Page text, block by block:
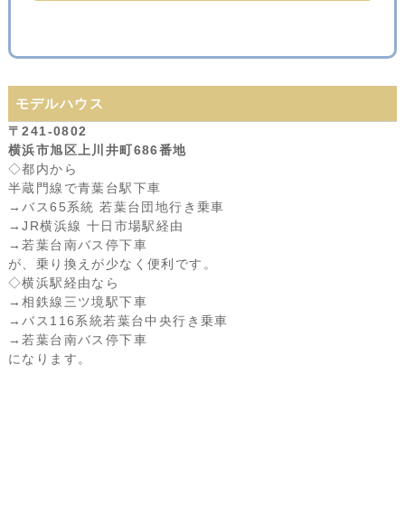
モデルハウス
〒241-0802
横浜市旭区上川井町686番地
◇都内から
半蔵門線で青葉台駅下車
→バス65系統 若葉台団地行き乗車
→JR横浜線 十日市場駅経由
→若葉台南バス停下車
が、乗り換えが少なく便利です。
◇横浜駅経由なら
→相鉄線三ツ境駅下車
→バス116系統若葉台中央行き乗車
→若葉台南バス停下車
になります。